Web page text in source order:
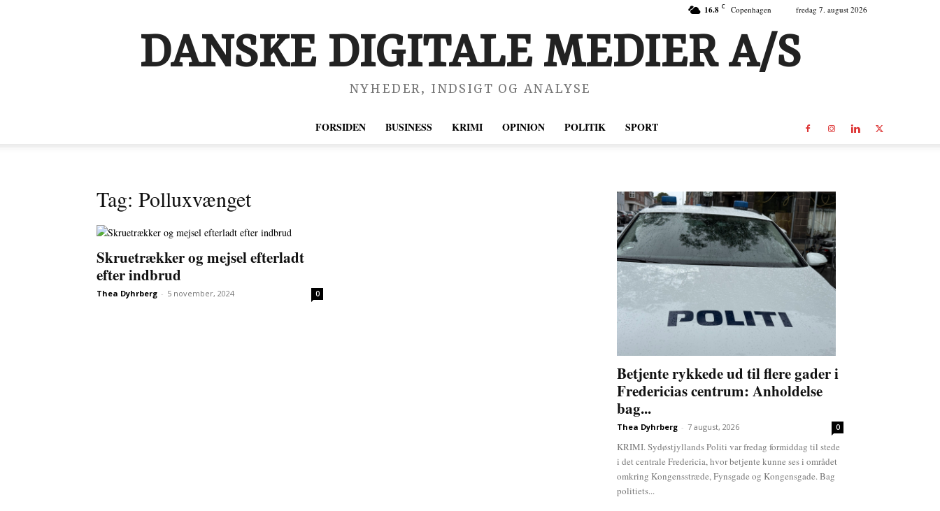
16.8 C Copenhagen fredag 7. august 2026
DANSKE DIGITALE MEDIER A/S
NYHEDER, INDSIGT OG ANALYSE
FORSIDEN BUSINESS KRIMI OPINION POLITIK SPORT
Tag: Polluxvænget
Skruetrækker og mejsel efterladt
efter indbrud
Thea Dyhrberg - 5 november, 2024 0
Betjente rykkede ud til flere gader i
Fredericias centrum: Anholdelse
bag...
Thea Dyhrberg - 7 august, 2026 0
KRIMI. Sydøstjyllands Politi var fredag formiddag til stede
i det centrale Fredericia, hvor betjente kunne ses i området
omkring Kongensstræde, Fynsgade og Kongensgade. Bag
politiets...